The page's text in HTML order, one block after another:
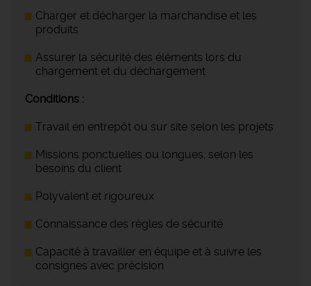
Charger et décharger la marchandise et les
produits
Assurer la sécurité des éléments lors du
chargement et du déchargement
Conditions :
Travail en entrepôt ou sur site selon les projets
Missions ponctuelles ou longues, selon les
besoins du client
Polyvalent et rigoureux
Connaissance des règles de sécurité
Capacité à travailler en équipe et à suivre les
consignes avec précision